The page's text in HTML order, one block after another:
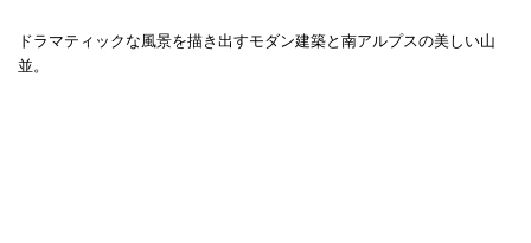
ドラマティックな風景を描き出すモダン建築と南アルプスの美しい山
並。